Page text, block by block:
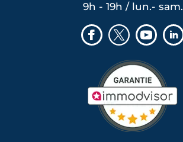
9h - 19h / lun.- sam.